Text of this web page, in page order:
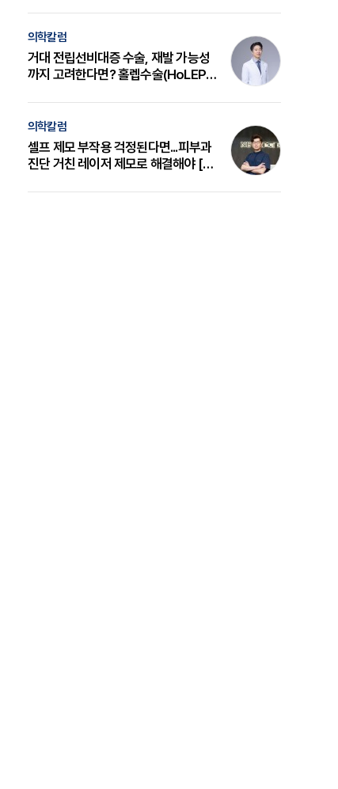
의학칼럼
거대 전립선비대증 수술, 재발 가능성
까지 고려한다면? 홀렙수술(HoLEP)
의학칼럼
셀프 제모 부작용 걱정된다면...피부과
진단 거친 레이저 제모로 해결해야 [변